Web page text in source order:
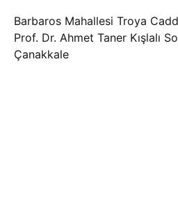
Barbaros Mahallesi Troya
Prof. Dr. Ahmet Taner Kışlalı
Çanakkale